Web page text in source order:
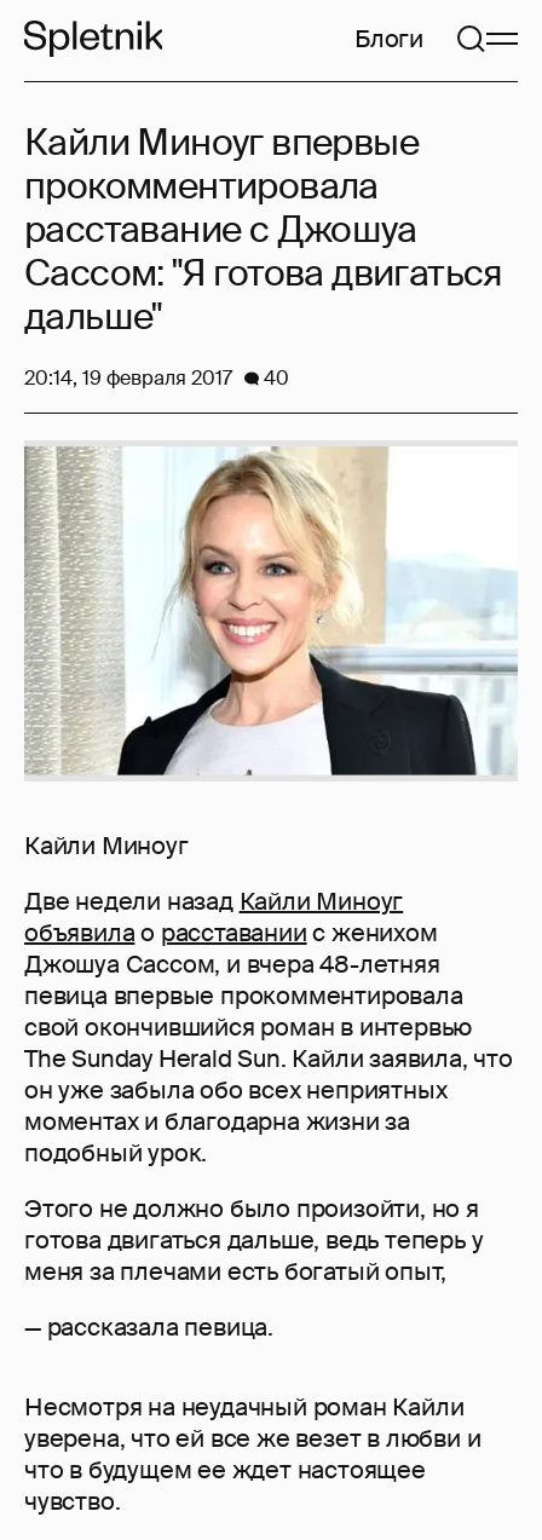
Блоги
Кайли Миноуг
Две недели назад Кайли Миноуг
объявилао расставаниис женихом
Джошуа Сассом, и вчера 48-летняя
певица впервые прокомментировала
свой окончившийся роман в интервью
The Sunday Herald Sun. Кайли заявила, что
он уже забыла обо всех неприятных
моментах и благодарна жизни за
подобный урок.
Этого не должно было произойти, но я
готова двигаться дальше, ведь теперь у
меня за плечами есть богатый опыт,
— рассказала певица.
Несмотря на неудачный роман Кайли
уверена, что ей все же везет в любви и
что в будущем ее ждет настоящее
чувство.
Кайли Миноуг впервые
прокомментировала
расставание с Джошуа
Сассом: "Я готова двигаться
дальше"
20:14, 19 февраля 2017 40